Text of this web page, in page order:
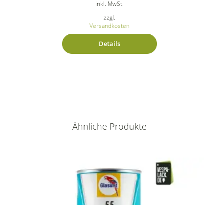
inkl. MwSt.
zzgl.
Versandkosten
Details
Ähnliche Produkte